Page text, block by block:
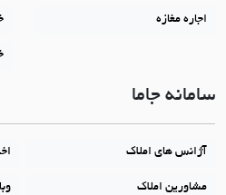
اجاره مغازه
سامانه جاما
آژانس های املاک
مشاورین املاک